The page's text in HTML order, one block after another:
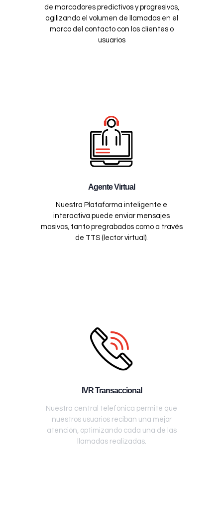
de marcadores predictivos y progresivos,
agilizando el volumen de llamadas en el
marco del contacto con los clientes o
usuarios
Agente Virtual
Nuestra Plataforma inteligente e
interactiva puede enviar mensajes
masivos, tanto pregrabados como a través
de TTS (lector virtual).
IVR Transaccional
Nuestra central telefónica permite que
nuestros usuarios reciban una mejor
atención, optimizando cada una de las
llamadas realizadas.